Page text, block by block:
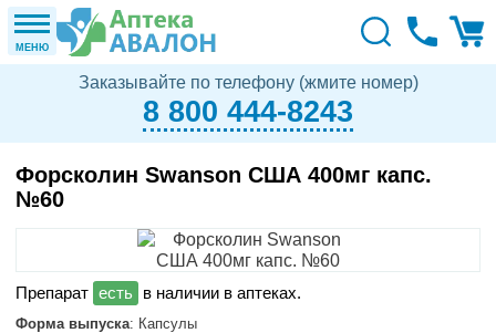
МЕНЮ
Заказывайте по телефону (жмите номер)
8 800 444-8243
Форсколин Swanson США 400мг капс.
№60
в наличии в аптеках.
Форма выпуска: Капсулы